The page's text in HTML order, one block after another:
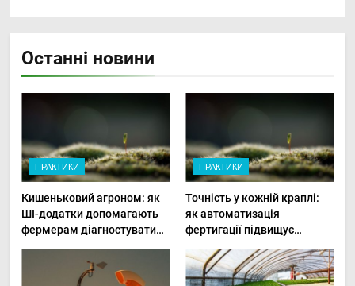
Останні новини
ПРАКТИКИ
Кишеньковий агроном: як
ШІ-додатки допомагають
фермерам діагностувати
ПРАКТИКИ
Точність у кожній краплі:
як автоматизація
фертигації підвищує